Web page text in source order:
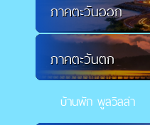
ภาคตะวันออก
ภาคตะวันตก
บ้านพัก พูลวิลล่า